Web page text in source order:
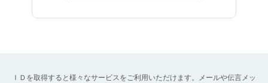
ＩＤを取得すると様々なサービスをご利用いただけます。メールや伝言メッ